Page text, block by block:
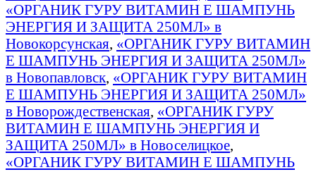
«ОРГАНИК ГУРУ ВИТАМИН E ШАМПУНЬ
ЭНЕРГИЯ И ЗАЩИТА 250МЛ» в
Новокорсунская, «ОРГАНИК ГУРУ ВИТАМИН
E ШАМПУНЬ ЭНЕРГИЯ И ЗАЩИТА 250МЛ»
в Новопавловск, «ОРГАНИК ГУРУ ВИТАМИН
E ШАМПУНЬ ЭНЕРГИЯ И ЗАЩИТА 250МЛ»
в Новорождественская, «ОРГАНИК ГУРУ
ВИТАМИН E ШАМПУНЬ ЭНЕРГИЯ И
ЗАЩИТА 250МЛ» в Новоселицкое,
«ОРГАНИК ГУРУ ВИТАМИН E ШАМПУНЬ